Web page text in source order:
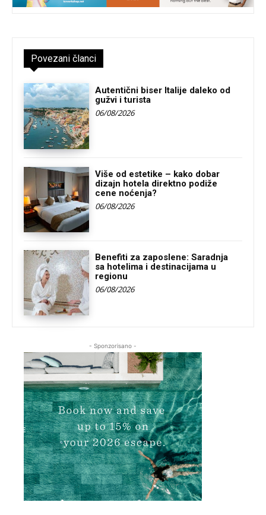
Povezani članci
Autentični biser Italije daleko od
gužvi i turista
06/08/2026
Više od estetike – kako dobar
dizajn hotela direktno podiže
cene noćenja?
06/08/2026
Benefiti za zaposlene: Saradnja
sa hotelima i destinacijama u
regionu
06/08/2026
- Sponzorisano -